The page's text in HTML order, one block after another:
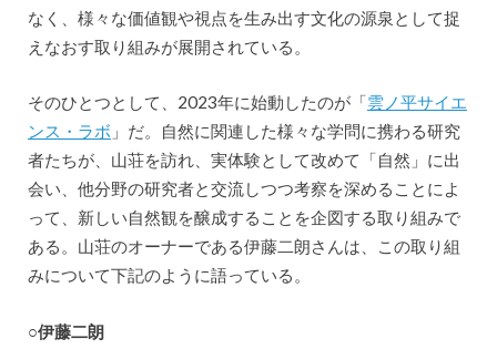
なく、様々な価値観や視点を生み出す文化の源泉として捉
えなおす取り組みが展開されている。
そのひとつとして、2023年に始動したのが「雲ノ平サイエ
ンス・ラボ 」だ。自然に関連した様々な学問に携わる研究
者たちが、山荘を訪れ、実体験として改めて「自然」に出
会い、他分野の研究者と交流しつつ考察を深めることによ
って、新しい自然観を醸成することを企図する取り組みで
ある。山荘のオーナーである伊藤二朗さんは、この取り組
みについて下記のように語っている。
○伊藤二朗